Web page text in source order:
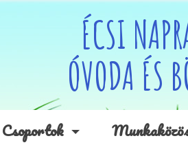
ÉCSI
ÓVODA ÉS
Csoportok